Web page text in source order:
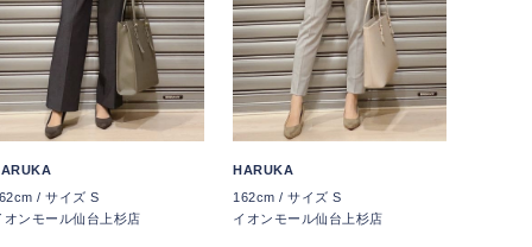
/ サイズ S
オンモール仙台上杉店
HARUKA
162cm / サイズ S
イオンモール仙台上杉店